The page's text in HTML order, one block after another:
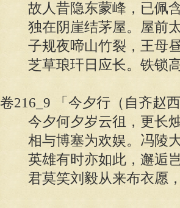
故人昔隐东蒙峰，已佩含
独在阴崖结茅屋。屋前太
子规夜啼山竹裂，王母昼
芝草琅玕日应长。铁锁高
卷216_9 「今夕行（自齐赵
今夕何夕岁云徂，更长烛
相与博塞为欢娱。冯陵大
英雄有时亦如此，邂逅
君莫笑刘毅从来布衣愿，